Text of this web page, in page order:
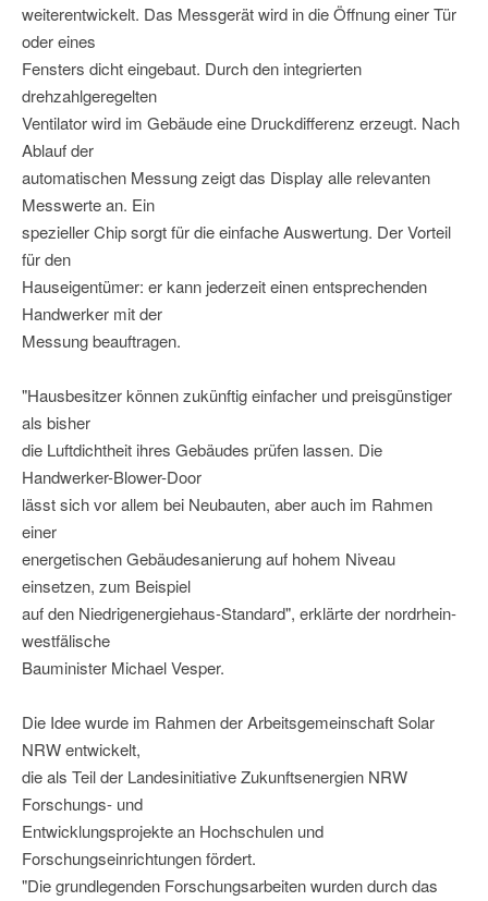
weiterentwickelt. Das Messgerät wird in die Öffnung einer Tür
oder eines
Fensters dicht eingebaut. Durch den integrierten
drehzahlgeregelten
Ventilator wird im Gebäude eine Druckdifferenz erzeugt. Nach
Ablauf der
automatischen Messung zeigt das Display alle relevanten
Messwerte an. Ein
spezieller Chip sorgt für die einfache Auswertung. Der Vorteil
für den
Hauseigentümer: er kann jederzeit einen entsprechenden
Handwerker mit der
Messung beauftragen.
"Hausbesitzer können zukünftig einfacher und preisgünstiger
als bisher
die Luftdichtheit ihres Gebäudes prüfen lassen. Die
Handwerker-Blower-Door
lässt sich vor allem bei Neubauten, aber auch im Rahmen
einer
energetischen Gebäudesanierung auf hohem Niveau
einsetzen, zum Beispiel
auf den Niedrigenergiehaus-Standard", erklärte der nordrhein-
westfälische
Bauminister Michael Vesper.
Die Idee wurde im Rahmen der Arbeitsgemeinschaft Solar
NRW entwickelt,
die als Teil der Landesinitiative Zukunftsenergien NRW
Forschungs- und
Entwicklungsprojekte an Hochschulen und
Forschungseinrichtungen fördert.
"Die grundlegenden Forschungsarbeiten wurden durch das